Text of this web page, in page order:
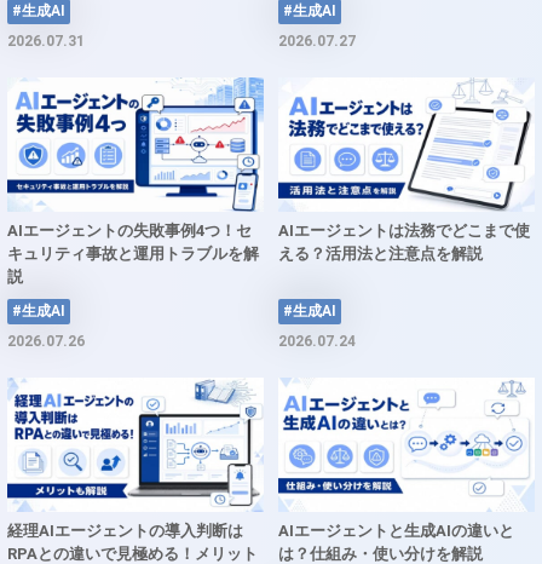
#生成AI
2026.07.31
#生成AI
2026.07.27
AIエージェントの失敗事例4つ！セ
キュリティ事故と運用トラブルを解
説
#生成AI
2026.07.26
AIエージェントは法務でどこまで使
える？活用法と注意点を解説
#生成AI
2026.07.24
経理AIエージェントの導入判断は
RPAとの違いで見極める！メリット
AIエージェントと生成AIの違いと
は？仕組み・使い分けを解説